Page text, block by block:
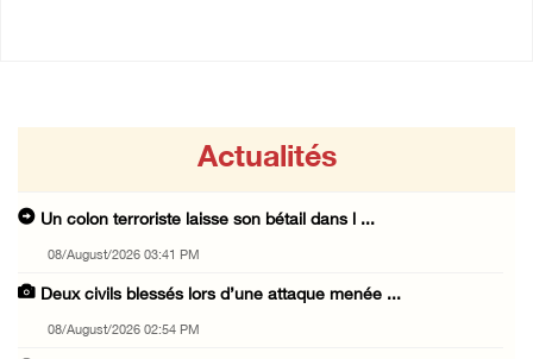
Actualités
Un colon terroriste laisse son bétail dans l ...
08/August/2026 03:41 PM
Deux civils blessés lors d’une attaque menée ...
08/August/2026 02:54 PM